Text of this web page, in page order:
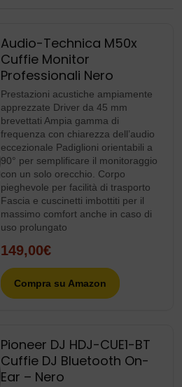
Audio-Technica M50x
Cuffie Monitor
Professionali Nero
Prestazioni acustiche ampiamente
apprezzate Driver da 45 mm
brevettati Ampia gamma di
frequenza con chiarezza dell’audio
eccezionale Padiglioni orientabili a
90° per semplificare il monitoraggio
con un solo orecchio. Corpo
pieghevole per facilità di trasporto
Fascia e cuscinetti imbottiti per il
massimo comfort anche in caso di
uso prolungato
149,00€
Compra su Amazon
Pioneer DJ HDJ-CUE1-BT
Cuffie DJ Bluetooth On-
Ear – Nero